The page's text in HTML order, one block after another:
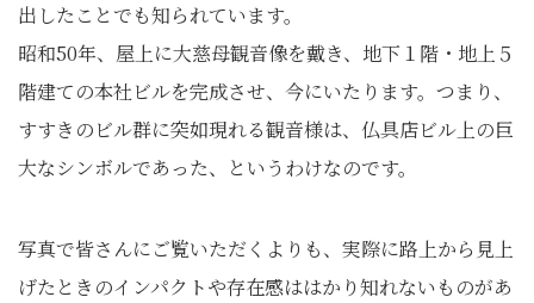
出したことでも知られています。
昭和50年、屋上に大慈母観音像を戴き、地下１階・地上５
階建ての本社ビルを完成させ、今にいたります。つまり、
すすきのビル群に突如現れる観音様は、仏具店ビル上の巨
大なシンボルであった、というわけなのです。
写真で皆さんにご覧いただくよりも、実際に路上から見上
げたときのインパクトや存在感ははかり知れないものがあ